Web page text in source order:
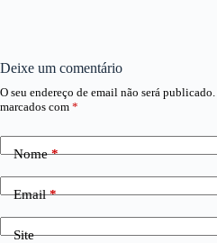
Deixe um comentário
O seu endereço de email não será publicado.
marcados com *
Nome*
Email*
Site